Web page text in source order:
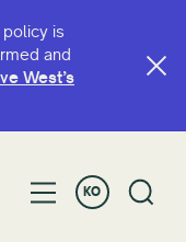
is
and
West’s
KO